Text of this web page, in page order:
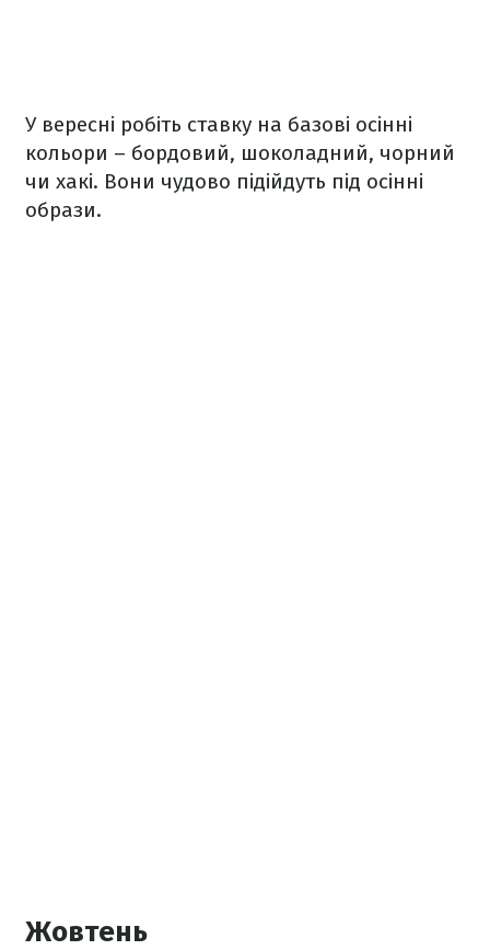
У вересні робіть ставку на базові осінні
кольори – бордовий, шоколадний, чорний
чи хакі. Вони чудово підійдуть під осінні
образи.
Жовтень